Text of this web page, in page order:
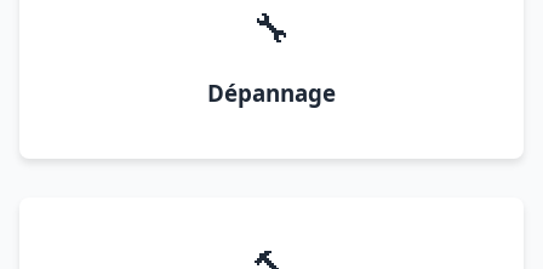
🔧
Dépannage